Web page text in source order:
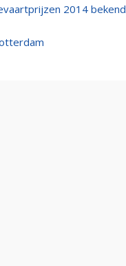
2014 bekend